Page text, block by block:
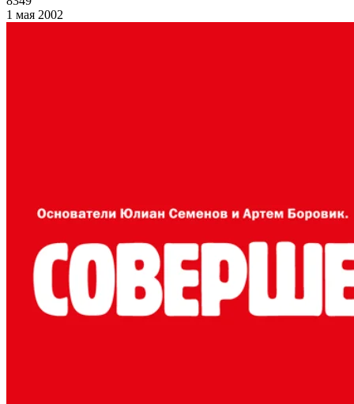
1 мая 2002